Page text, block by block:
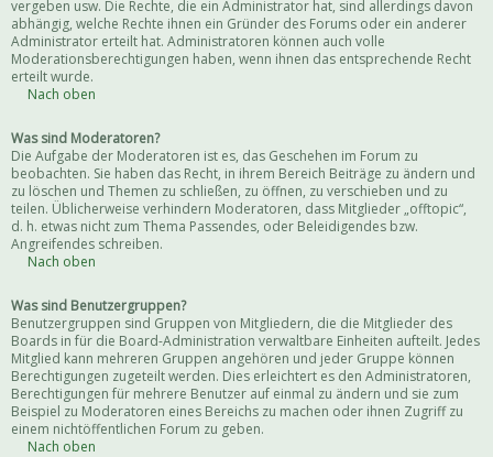
vergeben usw. Die Rechte, die ein Administrator hat, sind allerdings davon
abhängig, welche Rechte ihnen ein Gründer des Forums oder ein anderer
Administrator erteilt hat. Administratoren können auch volle
Moderationsberechtigungen haben, wenn ihnen das entsprechende Recht
erteilt wurde.
Nach oben
Was sind Moderatoren?
Die Aufgabe der Moderatoren ist es, das Geschehen im Forum zu
beobachten. Sie haben das Recht, in ihrem Bereich Beiträge zu ändern und
zu löschen und Themen zu schließen, zu öffnen, zu verschieben und zu
teilen. Üblicherweise verhindern Moderatoren, dass Mitglieder „offtopic“,
d. h. etwas nicht zum Thema Passendes, oder Beleidigendes bzw.
Angreifendes schreiben.
Nach oben
Was sind Benutzergruppen?
Benutzergruppen sind Gruppen von Mitgliedern, die die Mitglieder des
Boards in für die Board-Administration verwaltbare Einheiten aufteilt. Jedes
Mitglied kann mehreren Gruppen angehören und jeder Gruppe können
Berechtigungen zugeteilt werden. Dies erleichtert es den Administratoren,
Berechtigungen für mehrere Benutzer auf einmal zu ändern und sie zum
Beispiel zu Moderatoren eines Bereichs zu machen oder ihnen Zugriff zu
einem nichtöffentlichen Forum zu geben.
Nach oben